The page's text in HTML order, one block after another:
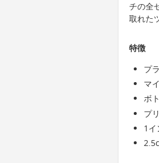
チの全
取れた
特徴
プ
マ
ボ
プ
1イ